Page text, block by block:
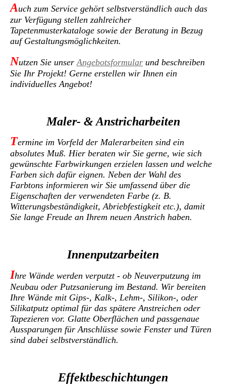
Auch zum Service gehört selbstverständlich auch das
zur Verfügung stellen zahlreicher
Tapetenmusterkataloge sowie der Beratung in Bezug
auf Gestaltungsmöglichkeiten.
Nutzen Sie unser Angebotsformular und beschreiben
Sie Ihr Projekt! Gerne erstellen wir Ihnen ein
individuelles Angebot!
Maler- & Anstricharbeiten
Termine im Vorfeld der Malerarbeiten sind ein
absolutes Muß. Hier beraten wir Sie gerne, wie sich
gewünschte Farbwirkungen erzielen lassen und welche
Farben sich dafür eignen. Neben der Wahl des
Farbtons informieren wir Sie umfassend über die
Eigenschaften der verwendeten Farbe (z. B.
Witterungsbeständigkeit, Abriebfestigkeit etc.), damit
Sie lange Freude an Ihrem neuen Anstrich haben.
Innenputzarbeiten
Ihre Wände werden verputzt - ob Neuverputzung im
Neubau oder Putzsanierung im Bestand. Wir bereiten
Ihre Wände mit Gips-, Kalk-, Lehm-, Silikon-, oder
Silikatputz optimal für das spätere Anstreichen oder
Tapezieren vor. Glatte Oberflächen und passgenaue
Aussparungen für Anschlüsse sowie Fenster und Türen
sind dabei selbstverständlich.
Effektbeschichtungen